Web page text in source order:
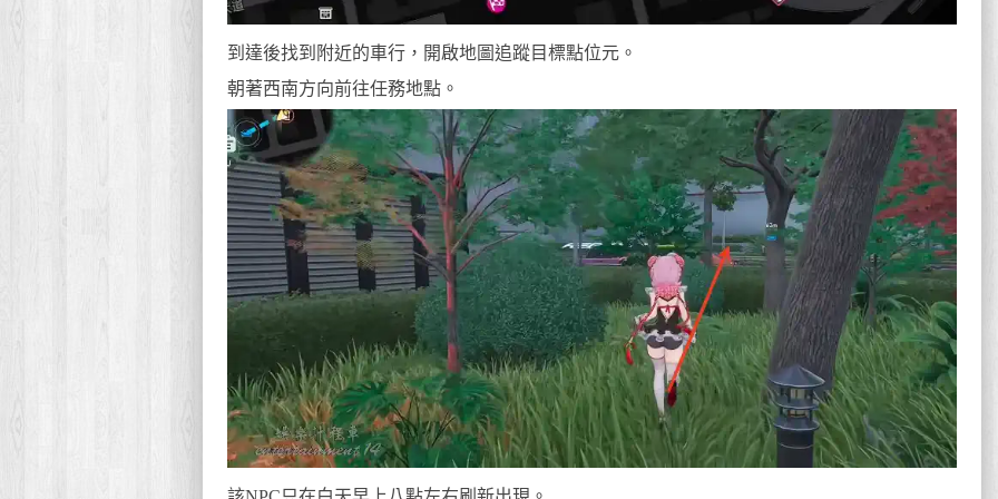
到達後找到附近的車行，開啟地圖追蹤目標點位元。
朝著西南方向前往任務地點。